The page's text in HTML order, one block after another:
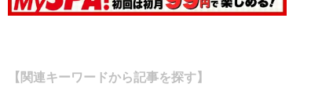
【関連キーワードから記事を探す】